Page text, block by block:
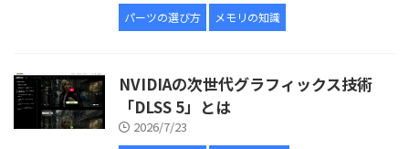
パーツの選び方 メモリの知識
NVIDIAの次世代グラフィックス技術
「DLSS 5」とは
2026/7/23